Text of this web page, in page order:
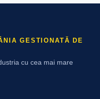
GESTIONATĂ DE
cu cea mai mare